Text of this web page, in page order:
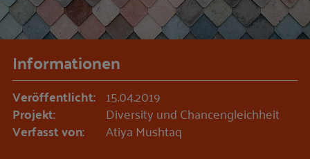
Informationen
Veröffentlicht: 15.04.2019
Projekt: Diversity und Chancengleichheit
Verfasst von: Atiya Mushtaq